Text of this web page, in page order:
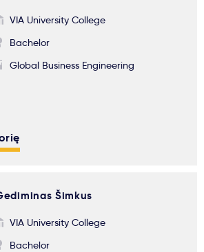
VIA University College
Bachelor
Global Business Engineering
Šimkus
VIA University College
Bachelor